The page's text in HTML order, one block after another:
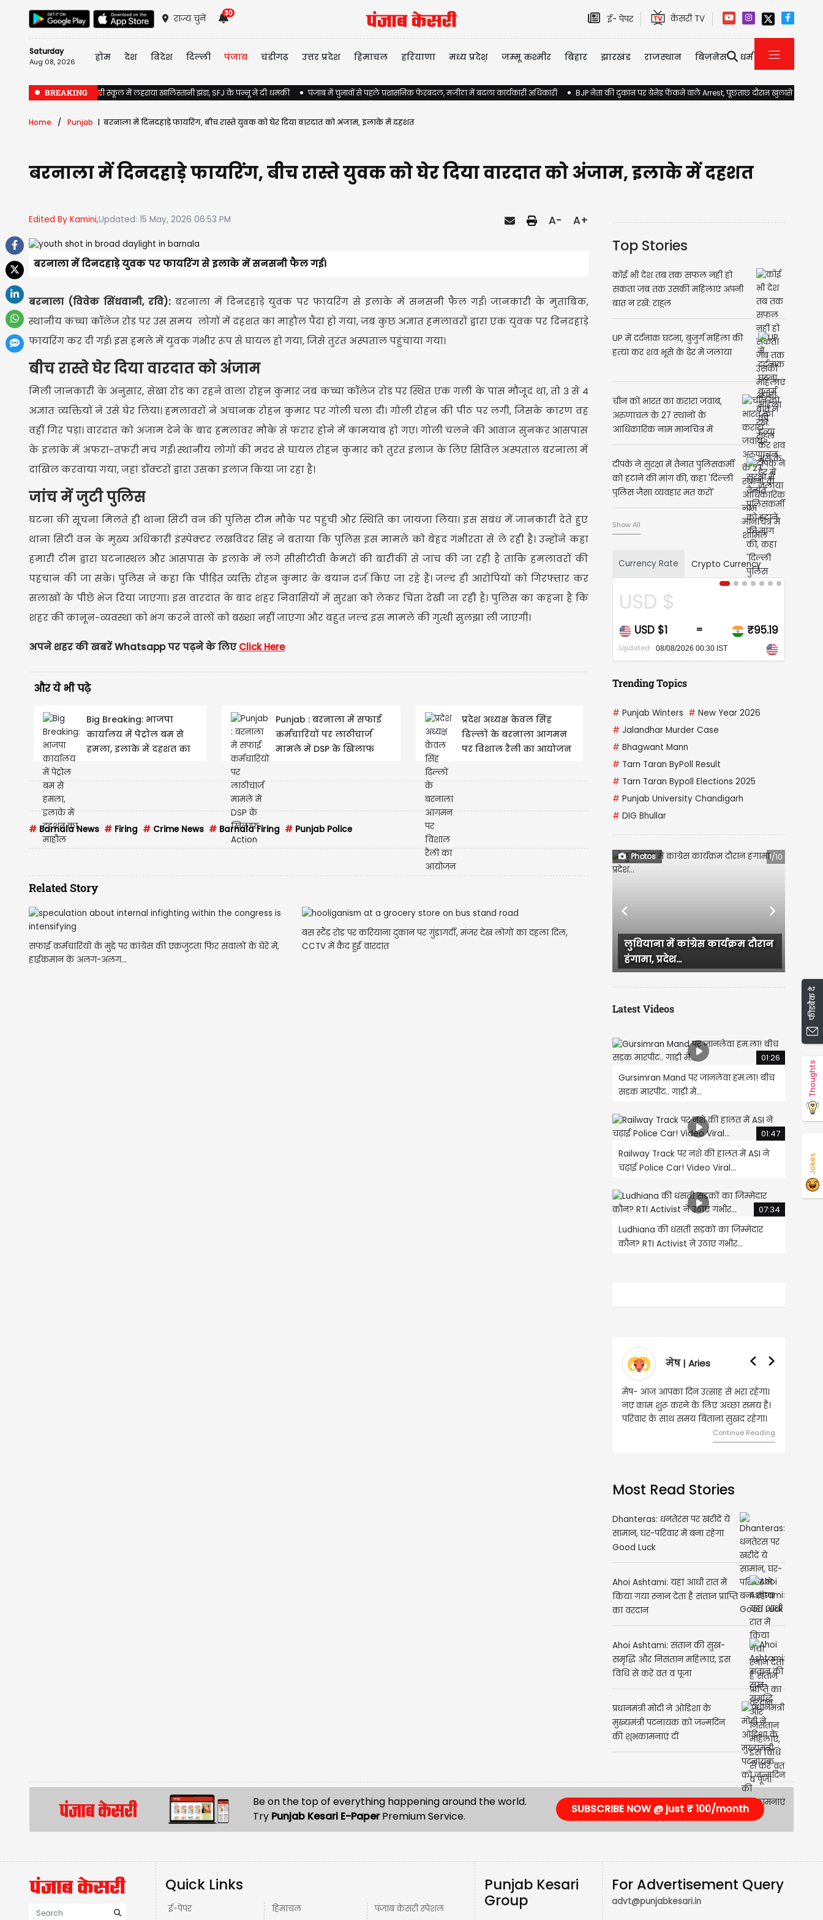
राज्य चुनें
30
ई- पेपर केसरी TV
Saturday
Aug 08, 2026 होम देश विदेश दिल्ली पंजाब चंडीगढ़ उत्तर प्रदेश हिमाचल हरियाणा मध्य प्रदेश़ जम्मू कश्मीर बिहार झारखंड राजस्थान बिज़नेस धर्म
BREAKING
Jalandhar के सरकारी स्कूल में लहराया खालिस्तानी झंडा, SFJ के पन्नू ने दी धमकी पंजाब में चुनावों से पहले प्रशासनिक फेरबदल, मजीठा में बदला कार्यकारी अधिकारी BJP नेता की दुकान पर ग्रेनेड फेंकने वाले Arrest, पूछताछ दौरान खुलासे होने की
Home Punjab बरनाला में दिनदहाड़े फायरिंग, बीच रास्ते युवक को घेर दिया वारदात को अंजाम, इलाके में दहशत
बरनाला में दिनदहाड़े फायरिंग, बीच रास्ते युवक को घेर दिया वारदात को अंजाम, इलाके में दहशत
Edited By Kamini,Updated: 15 May, 2026 06:53 PM A- A+
बरनाला में दिनदहाड़े युवक पर फायरिंग से इलाके में सनसनी फैल गई।
बरनाला (विवेक सिंधवानी, रवि): बरनाला में दिनदहाड़े युवक पर फायरिंग से इलाके में सनसनी फैल गई। जानकारी के मुताबिक,
स्थानीय कच्चा कॉलेज रोड पर उस समय लोगों में दहशत का माहौल पैदा हो गया, जब कुछ अज्ञात हमलावरों द्वारा एक युवक पर दिनदहाड़े
फायरिंग कर दी गई। इस हमले में युवक गंभीर रूप से घायल हो गया, जिसे तुरंत अस्पताल पहुंचाया गया।
बीच रास्ते घेर दिया वारदात को अंजाम
मिली जानकारी के अनुसार, सेखा रोड का रहने वाला रोहन कुमार जब कच्चा कॉलेज रोड पर स्थित एक गली के पास मौजूद था, तो 3 से 4
अज्ञात व्यक्तियों ने उसे घेर लिया। हमलावरों ने अचानक रोहन कुमार पर गोली चला दी। गोली रोहन की पीठ पर लगी, जिसके कारण वह
वहीं गिर पड़ा। वारदात को अंजाम देने के बाद हमलावर मौके से फरार होने में कामयाब हो गए। गोली चलने की आवाज सुनकर आसपास
के इलाके में अफरा-तफरी मच गई। स्थानीय लोगों की मदद से घायल रोहन कुमार को तुरंत इलाज के लिए सिविल अस्पताल बरनाला में
दाखिल करवाया गया, जहां डॉक्टरों द्वारा उसका इलाज किया जा रहा है।
जांच में जुटी पुलिस
घटना की सूचना मिलते ही थाना सिटी वन की पुलिस टीम मौके पर पहुंची और स्थिति का जायजा लिया। इस संबंध में जानकारी देते हुए
थाना सिटी वन के मुख्य अधिकारी इंस्पेक्टर लखविंदर सिंह ने बताया कि पुलिस इस मामले को बेहद गंभीरता से ले रही है। उन्होंने कहा
हमारी टीम द्वारा घटनास्थल और आसपास के इलाके में लगे सीसीटीवी कैमरों की बारीकी से जांच की जा रही है ताकि हमलावरों की
पहचान की जा सके। पुलिस ने कहा कि पीड़ित व्यक्ति रोहन कुमार के बयान दर्ज किए जा रहे हैं। जल्द ही आरोपियों को गिरफ्तार कर
सलाखों के पीछे भेज दिया जाएगा। इस वारदात के बाद शहर निवासियों में सुरक्षा को लेकर चिंता देखी जा रही है। पुलिस का कहना है कि
शहर की कानून-व्यवस्था को भंग करने वालों को बख्शा नहीं जाएगा और बहुत जल्द इस मामले की गुत्थी सुलझा ली जाएगी।
अपने शहर की खबरें Whatsapp पर पढ़ने के लिएClick Here
और ये भी पढ़े
Big Breaking: भाजपा
कार्यालय में पेट्रोल बम से
हमला, इलाके में दहशत का
Punjab : बरनाला में सफाई
कर्मचारियों पर लाठीचार्ज
मामले में DSP के खिलाफ
प्रदेश अध्यक्ष केवल सिंह
ढिल्लों के बरनाला आगमन
पर विशाल रैली का आयोजन
# Barnala News # Firing # Crime News # Barnala Firing # Punjab Police
Related Story
सफाई कर्मचारियों के मुद्दे पर कांग्रेस की एकजुटता फिर सवालों के घेरे में,
हाईकमान के अलग-अलग...
बस स्टैंड रोड पर करियाना दुकान पर गुंडागर्दी, मंजर देख लोगों का दहला दिल,
CCTV में कैद हुई वारदात
Top Stories
कोई भी देश तब तक सफल नहीं हो
सकता जब तक उसकी महिलाएं अपनी
बात न रखें: राहुल
UP में दर्दनाक घटना, बुजुर्ग महिला की
हत्या कर शव भूसे के ढेर में जलाया
चीन को भारत का करारा जवाब,
अरुणाचल के 27 स्थानों के
आधिकारिक नाम मानचित्र में
शामिल
दीपके ने सुरक्षा में तैनात पुलिसकर्मी
को हटाने की मांग की, कहा 'दिल्ली
पुलिस जैसा व्यवहार मत करो'
Show All
Currency Rate Crypto Currency
USD $
= ₹95.19
08/08/2026 00:30 IST
CAD $1
Updated 08/08/2026 00:30 IST
Trending Topics
# Punjab Winters # New Year 2026
# Jalandhar Murder Case
# Bhagwant Mann
# Tarn Taran ByPoll Result
# Tarn Taran Bypoll Elections 2025
# Punjab University Chandigarh
# DIG Bhullar
Photos 1/10
लुधियाना में कांग्रेस कार्यक्रम दौरान
Ludhiana में आज सुबह
Previous Next
Latest Videos
01:26
Gursimran Mand पर जानलेवा हम.ला! बीच
सड़क मारपीट.. गाड़ी में...
01:47
Railway Track पर नशे की हालत में ASI ने
चढ़ाई Police Car! Video Viral...
07:34
Ludhiana की धंसती सड़कों का जिम्मेदार
कौन? RTI Activist ने उठाए गंभीर...
मेष | Aries
मेष- आज आपका दिन उत्साह से भरा रहेगा।
नए काम शुरू करने के लिए अच्छा समय है।
परिवार के साथ समय बिताना सुखद रहेगा।
वृषभ | Taurus
वृष- आज का दिन इस राशि के
लिए शुभ रहने वाला है। धन और
मामलों में सफलता मिलेगी।
मेलजोल बढ़ेगा। आर्थिक निवेश
समझकर...
Most Read Stories
Dhanteras: धनतेरस पर खरीदें ये
सामान, घर-परिवार में बना रहेगा
Ahoi Ashtami: यहां आधी रात में
किया गया स्नान देता है संतान प्राप्ति
Ahoi Ashtami: संतान की सुख-
समृद्धि और निसंतान महिलाएं, इस
प्रधानमंत्री मोदी ने ओडिशा के
मुख्यमंत्री पटनायक को जन्मदिन
Be on the top of everything happening around the world.
SUBSCRIBE NOW @ just ₹ 100/month
Quick Links
Punjab Kesari
For Advertisement Query
फीडबैक दें
Thoughts
Jokes